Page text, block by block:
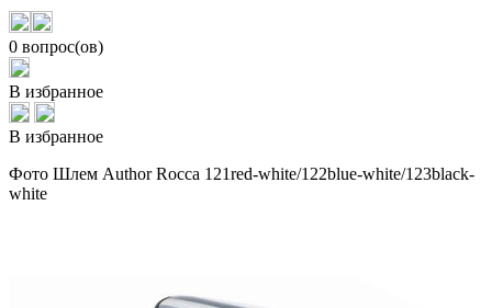
0 вопрос(ов)
В избранное
В избранное
Фото Шлем Author Rocca 121red-white/122blue-white/123black-
white